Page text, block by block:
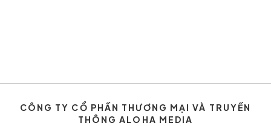
CÔNG TY CỔ PHẦN THƯƠNG MẠI VÀ TRUYỀN
THÔNG ALOHA MEDIA